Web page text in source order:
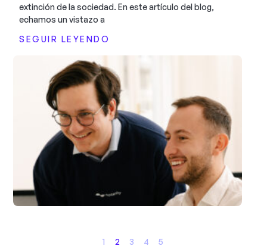
extinción de la sociedad. En este artículo del blog,
echamos un vistazo a
SEGUIR LEYENDO
1 2 3 4 5